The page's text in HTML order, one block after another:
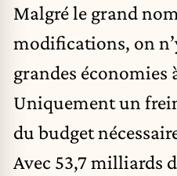
Malgré le grand
modifications, on
grandes économies
Uniquement un
du budget
Avec 53,7 milliards